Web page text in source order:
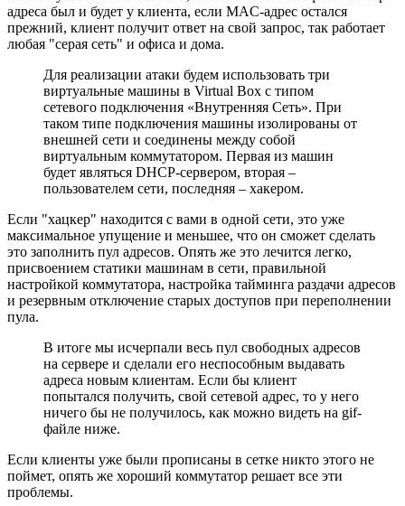
адреса был и будет у клиента, если MAC-адрес остался
прежний, клиент получит ответ на свой запрос, так работает
любая "серая сеть" и офиса и дома.
Для реализации атаки будем использовать три
виртуальные машины в Virtual Box с типом
сетевого подключения «Внутренняя Сеть». При
таком типе подключения машины изолированы от
внешней сети и соединены между собой
виртуальным коммутатором. Первая из машин
будет являться DHCP-сервером, вторая –
пользователем сети, последняя – хакером.
Если "хацкер" находится с вами в одной сети, это уже
максимальное упущение и меньшее, что он сможет сделать
это заполнить пул адресов. Опять же это лечится легко,
присвоением статики машинам в сети, правильной
настройкой коммутатора, настройка тайминга раздачи адресов
и резервным отключение старых доступов при переполнении
пула.
В итоге мы исчерпали весь пул свободных адресов
на сервере и сделали его неспособным выдавать
адреса новым клиентам. Если бы клиент
попытался получить, свой сетевой адрес, то у него
ничего бы не получилось, как можно видеть на gif-
файле ниже.
Если клиенты уже были прописаны в сетке никто этого не
поймет, опять же хороший коммутатор решает все эти
проблемы.